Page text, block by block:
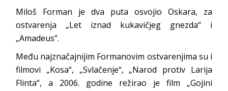
Miloš Forman je dva puta osvojio Oskara, za
ostvarenja „Let iznad kukavičjeg gnezda“ i
„Amadeus“.
Među najznačajnijim Formanovim ostvarenjima su i
filmovi „Kosa“, „Svlačenje“, „Narod protiv Larija
Flinta“, a 2006. godine režirao je film „Gojini